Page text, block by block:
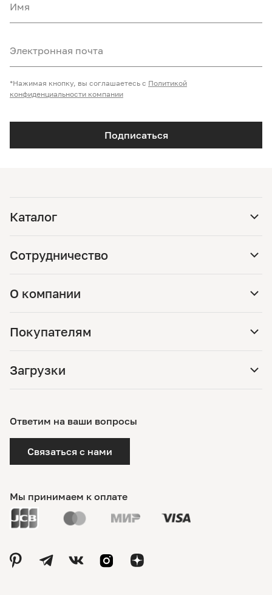
Имя
Электронная почта
Подписаться
*Нажимая кнопку, вы соглашаетесь с Политикой
конфиденциальности компании
Каталог
Сотрудничество
О компании
Покупателям
Загрузки
Мы принимаем к оплате
Ответим на ваши вопросы
Связаться с нами